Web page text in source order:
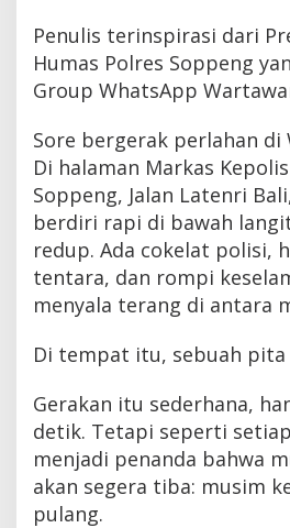
Penulis terinspirasi dari
Humas Polres Soppeng
Group WhatsApp
Sore bergerak perlahan di
Di halaman Markas
Soppeng, Jalan Latenri
berdiri rapi di bawah
redup. Ada cokelat polisi,
tentara, dan rompi
menyala terang di antara
Di tempat itu, sebuah pita
Gerakan itu sederhana,
detik. Tetapi seperti
menjadi penanda bahwa
akan segera tiba: musim
pulang.